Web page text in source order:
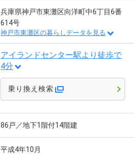
兵庫県神戸市東灘区向洋町中6丁目6番
614号
神戸市東灘区の暮らしデータを見る
アイランドセンター駅より徒歩で
4分
乗り換え検索
86戸／地下1階付14階建
平成4年10月